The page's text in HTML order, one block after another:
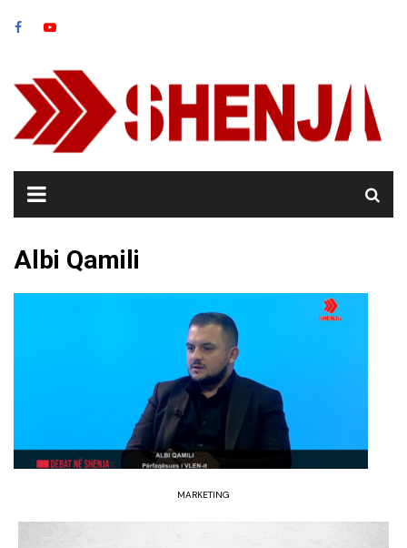
Albi Qamili
MARKETING